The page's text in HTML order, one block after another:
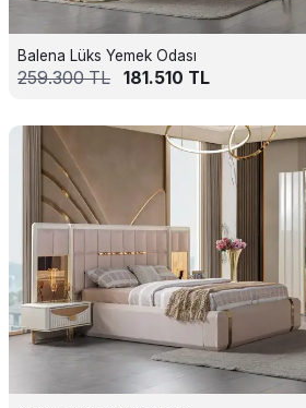
Balena Lüks Yemek Odası
259.300TL 181.510 TL